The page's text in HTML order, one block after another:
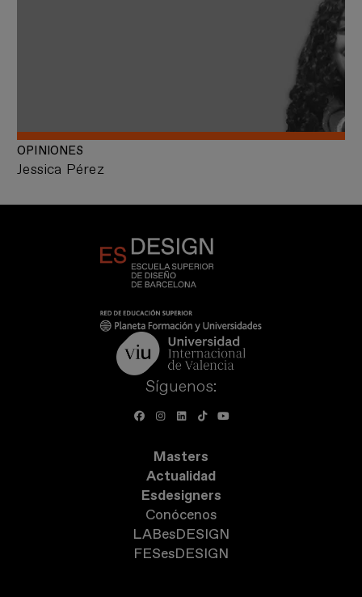
Jessica Pérez
OPINIONES
Síguenos:
Masters
Actualidad
Esdesigners
Conócenos
LABesDESIGN
FESesDESIGN